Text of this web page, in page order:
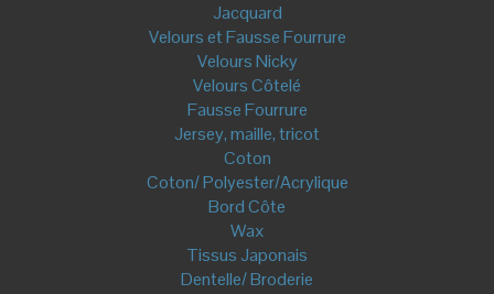
Biais Lurex & Lamé
Biais Uni
Biais Bio
Biais imprimé
Passepoil
Passepoil Lurex & Lamé
Passepoil Uni
Passepoil imprimé
Cordon
Dentelle
Elastique
Galon